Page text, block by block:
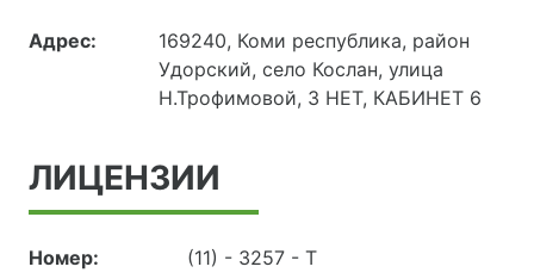
Адрес:
169240, Коми республика, район
Удорский, село Кослан, улица
Н.Трофимовой, 3 НЕТ, КАБИНЕТ 6
ЛИЦЕНЗИИ
Номер:
(11) - 3257 - Т